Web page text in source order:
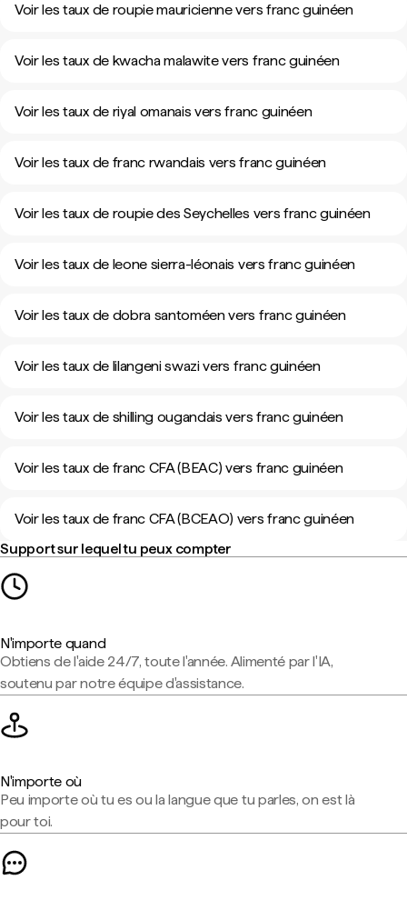
Voir les taux de roupie mauricienne vers franc guinéen
Voir les taux de kwacha malawite vers franc guinéen
Voir les taux de riyal omanais vers franc guinéen
Voir les taux de franc rwandais vers franc guinéen
Voir les taux de roupie des Seychelles vers franc guinéen
Voir les taux de leone sierra-léonais vers franc guinéen
Voir les taux de dobra santoméen vers franc guinéen
Voir les taux de lilangeni swazi vers franc guinéen
Voir les taux de shilling ougandais vers franc guinéen
Voir les taux de franc CFA (BEAC) vers franc guinéen
Voir les taux de franc CFA (BCEAO) vers franc guinéen
Support sur lequel tu peux compter
N'importe quand
Obtiens de l'aide 24/7, toute l'année. Alimenté par l'IA,
soutenu par notre équipe d'assistance.
N'importe où
Peu importe où tu es ou la langue que tu parles, on est là
pour toi.